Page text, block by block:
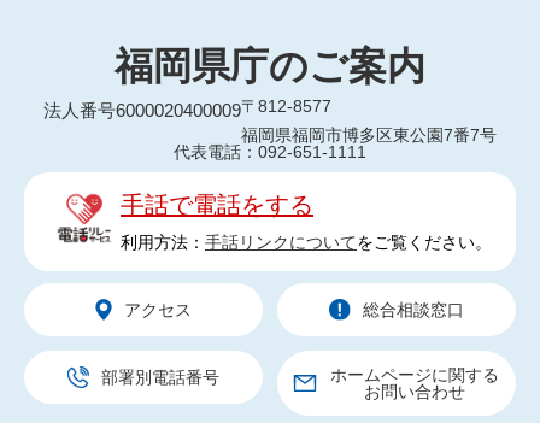
福岡県庁のご案内
法人番号6000020400009〒812-8577
福岡県福岡市博多区東公園7番7号
代表電話：092-651-1111
手話で電話をする
利用方法： 手話リンクについてをご覧ください。
アクセス 総合相談窓口
部署別電話番号
ホームページに関する
お問い合わせ